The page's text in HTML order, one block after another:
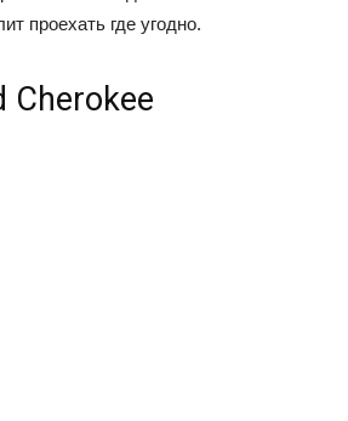
проехать где угодно.
Cherokee